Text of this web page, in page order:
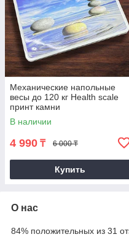
Механические напольные
весы до 120 кг Health scale
принт камни
В наличии
4 990 ₸ 6 000 ₸
Купить
О нас
84% положительных из 31